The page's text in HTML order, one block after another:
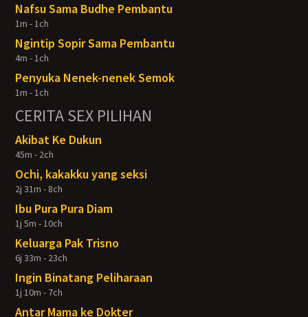
Nafsu Sama Budhe Pembantu
1m - 1ch
Ngintip Sopir Sama Pembantu
4m - 1ch
Penyuka Nenek-nenek Semok
1m - 1ch
CERITA SEX PILIHAN
Akibat Ke Dukun
45m - 2ch
Ochi, kakakku yang seksi
2j 31m - 8ch
Ibu Pura Pura Diam
1j 5m - 10ch
Keluarga Pak Trisno
6j 33m - 23ch
Ingin Binatang Peliharaan
1j 10m - 7ch
Antar Mama ke Dokter